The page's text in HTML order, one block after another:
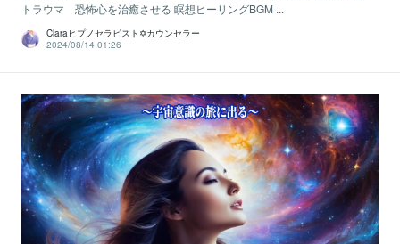
トラウマ 恐怖心を治癒させる 瞑想ヒーリングBGM ...
Claraヒプノセラピスト✡カウンセラー
2024/08/14 01:26